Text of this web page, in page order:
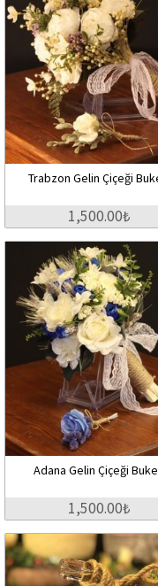
Trabzon Gelin Çiçeği
1,500.00₺
Adana Gelin Çiçeği
1,500.00₺